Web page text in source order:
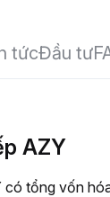
tứcĐầu tư
AZY
tổng vốn